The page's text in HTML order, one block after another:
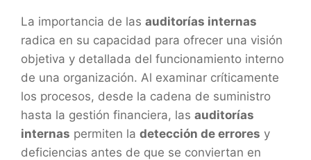
La importancia de las auditorías internas
radica en su capacidad para ofrecer una visión
objetiva y detallada del funcionamiento interno
de una organización. Al examinar críticamente
los procesos, desde la cadena de suministro
hasta la gestión financiera, las auditorías
internas permiten la detección de errores y
deficiencias antes de que se conviertan en